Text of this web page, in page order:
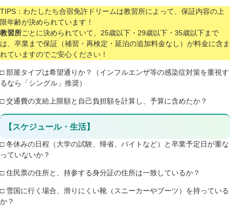
TIPS：わたしたち合宿免許ドリームは教習所によって、保証内容の上
限年齢が決められています！
教習所ごとに決められていて、25歳以下・29歳以下・35歳以下まで
は、卒業まで保証（補習・再検定・延泊の追加料金なし）が料金に含ま
れていますのでご安心ください！
□ 部屋タイプは希望通りか？（インフルエンザ等の感染症対策を重視す
るなら「シングル」推奨）
□ 交通費の支給上限額と自己負担額を計算し、予算に含めたか？
【スケジュール・生活】
□ 冬休みの日程（大学の試験、帰省、バイトなど）と卒業予定日が重な
っていないか？
□ 住民票の住所と、持参する身分証の住所は一致しているか？
□ 雪国に行く場合、滑りにくい靴（スニーカーやブーツ）を持っている
か？